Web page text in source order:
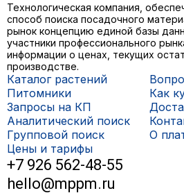
Технологическая компания,
способ поиска посадочного
рынок концепцию единой базы
участники профессионального
информации о ценах, текущих
производстве.
Каталог растений
Питомники
Запросы на КП
Аналитический поиск
Групповой поиск
Цены и тарифы
Как
О
+7 926 562-48-55
hello@mppm.ru